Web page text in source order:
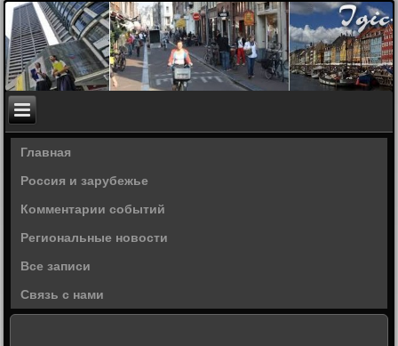
Главная
Россия и зарубежье
Комментарии событий
Региональные новости
Все записи
Связь с нами